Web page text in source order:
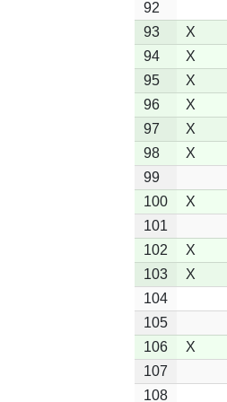
92
93
X
94
X
95
X
96
X
97
X
98
X
99
100
X
101
102
X
103
X
104
105
106
X
107
108